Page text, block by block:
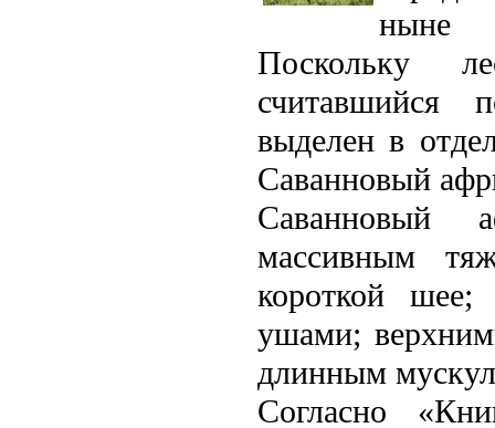
ныне
Поскольку
считавшийся
выделeн в
Саванновый
Саванновый
массивным
короткой шее;
ушами;
длинным
Согласно